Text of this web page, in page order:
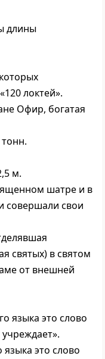
длины
локтей».
Офир, богатая
м.
шатре и в
совершали свои
святых) в святом
от внешней
языка это слово
языка это слово